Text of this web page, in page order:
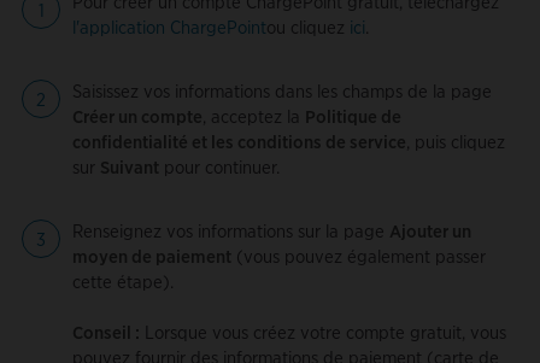
l'application ChargePointou cliquez ici.
Saisissez vos informations dans les champs de la page
Créer un compte, acceptez la Politique de
confidentialité et les conditions de service, puis cliquez
sur Suivant pour continuer.
Renseignez vos informations sur la page Ajouter un
moyen de paiement (vous pouvez également passer
cette étape).
Conseil : Lorsque vous créez votre compte gratuit, vous
pouvez fournir des informations de paiement (carte de